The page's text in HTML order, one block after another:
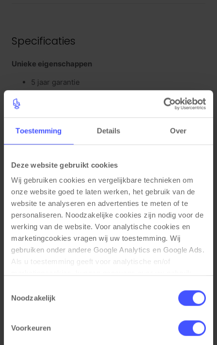
Toestemming Details Over
Deze website gebruikt cookies
Wij gebruiken cookies en vergelijkbare technieken om
onze website goed te laten werken, het gebruik van de
website te analyseren en advertenties te meten of te
personaliseren. Noodzakelijke cookies zijn nodig voor de
werking van de website. Voor analytische cookies en
marketingcookies vragen wij uw toestemming. Wij
gebruiken onder andere Google Analytics en Google Ads.
Als u toestemming geeft voor analytische en/of
analyse, advertentiemeting, remarketing en
campagneoptimalisatie. Meer informatie vindt u in onze
privacyverklaring en cookieverklaring op onze website.
Daar leest u ook hoe Google gegevens verwerkt wanneer
Noodzakelijk
Voorkeuren
Specificaties
Unieke eigenschappen
5 jaar garantie
Kleuren
Earth Indigo
Materiaal eigenschappen
Zithoogte: 42 cm
Totale hoogte: 80 cm
Totale breedte: 72 cm
Totale diepte: 67 cm